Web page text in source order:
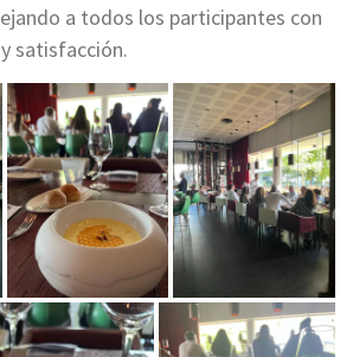
a todos los participantes con
satisfacción.